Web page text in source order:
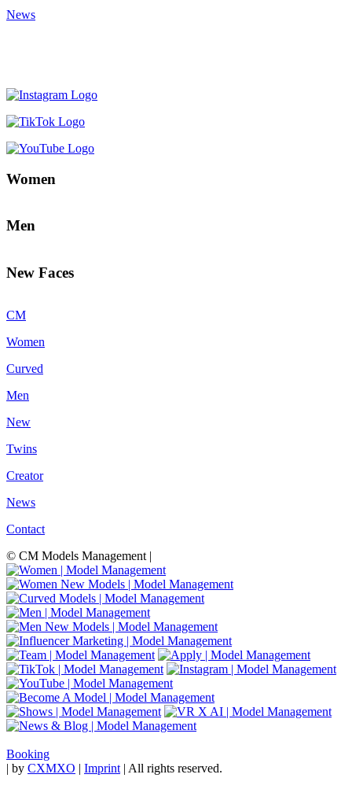
News
Women
Men
New Faces
CM
Women
Curved
Men
New
Twins
Creator
News
Contact
© CM Models Management |
Booking
| by CXMXO | Imprint | All rights reserved.